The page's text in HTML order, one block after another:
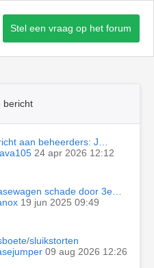
Stel een vraag op het forum
bericht
aan beheerders: J…
24 apr 2026 12:12
schade door 3e…
19 jun 2025 09:49
sluikstorten
09 aug 2026 12:26